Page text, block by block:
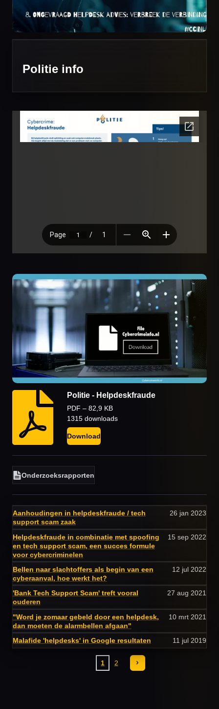
Politie info
Politie - Helpdeskfraude
PDF – 82,9 KB
1315 downloads
Download
Onderzoeksrapporten
Aanhoudingen in helpdeskfraude / tech
support scam zaak
26 jan 2023
Helpdeskfraude in combinatie met spoofing
en tech support scam, een succes formule
voor cybercriminelen
15 sep 2022
Bellen naar slachtoffers als begin van een
cyberaanval, hoe werkt het?
12 jul 2022
'Bank Tech Support Scam' treft vooral
ouderen
27 aug 2021
"Word je zomaar gebeld door een helpdesk,
dan moeten de alarmbellen afgaan"
10 mrt 2021
Malafide 'helpdesks' in Google resultaten 11 jul 2019
1 2